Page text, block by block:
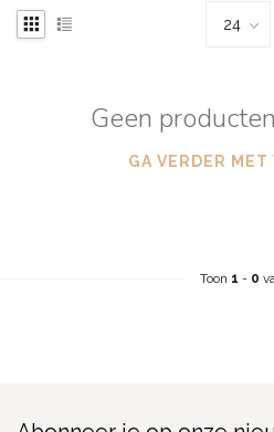
Geen
GA VERDER
Toon 1 - 0